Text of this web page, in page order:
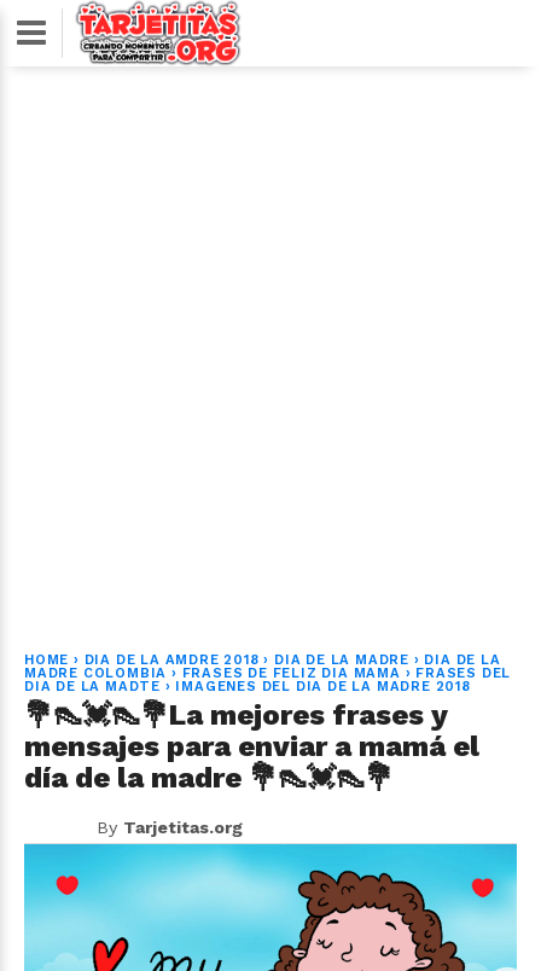
HOME › DIA DE LA AMDRE 2018 › DIA DE LA MADRE › DIA DE LA
MADRE COLOMBIA › FRASES DE FELIZ DIA MAMA › FRASES DEL
DIA DE LA MADTE › IMAGENES DEL DIA DE LA MADRE 2018
💐👠💓👠💐La mejores frases y
mensajes para enviar a mamá el
día de la madre 💐👠💓👠💐
By Tarjetitas.org